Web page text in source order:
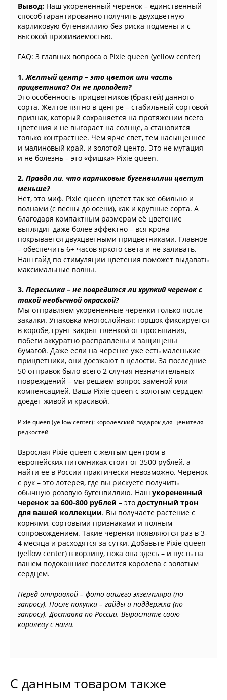
Вывод: Наш укорененный черенок – единственный
способ гарантированно получить двухцветную
карликовую бугенвиллию без риска подмены и с
высокой приживаемостью.
FAQ: 3 главных вопроса о Pixie queen (yellow center)
1.Желтый центр – это цветок или часть
прицветника? Он не пропадет?
Это особенность прицветников (брактей) данного
сорта. Желтое пятно в центре – стабильный сортовой
признак, который сохраняется на протяжении всего
цветения и не выгорает на солнце, а становится
только контрастнее. Чем ярче свет, тем насыщеннее
и малиновый край, и золотой центр. Это не мутация
и не болезнь – это «фишка» Pixie queen.
2. Правда ли, что карликовые бугенвиллии цветут
меньше?
Нет, это миф. Pixie queen цветет так же обильно и
волнами (с весны до осени), как и крупные сорта. А
благодаря компактным размерам её цветение
выглядит даже более эффектно – вся крона
покрывается двухцветными прицветниками. Главное
– обеспечить 6+ часов яркого света и не заливать.
Наш гайд по стимуляции цветения поможет выдавать
максимальные волны.
3. Пересылка – не повредится ли хрупкий черенок с
такой необычной окраской?
Мы отправляем укорененные черенки только после
закалки. Упаковка многослойная: горшок фиксируется
в коробе, грунт закрыт пленкой от просыпания,
побеги аккуратно расправлены и защищены
бумагой. Даже если на черенке уже есть маленькие
прицветники, они доезжают в целости. За последние
50 отправок было всего 2 случая незначительных
повреждений – мы решаем вопрос заменой или
компенсацией. Ваша Pixie queen с золотым сердцем
доедет живой и красивой.
Pixie queen (yellow center): королевский подарок для ценителя
редкостей
Взрослая Pixie queen с желтым центром в
европейских питомниках стоит от 3500 рублей, а
найти её в России практически невозможно. Черенок
с рук – это лотерея, где вы рискуете получить
обычную розовую бугенвиллию. Наш укорененный
черенок за 600-800 рублей – это доступный трон
для вашей коллекции. Вы получаете растение с
корнями, сортовыми признаками и полным
сопровождением. Такие черенки появляются раз в 3-
4 месяца и расходятся за сутки. Добавьте Pixie queen
(yellow center) в корзину, пока она здесь – и пусть на
вашем подоконнике поселится королева с золотым
сердцем.
Перед отправкой – фото вашего экземпляра (по
запросу). После покупки – гайды и поддержка (по
запросу). Доставка по России. Вырастите свою
королеву с нами.
С данным товаром также